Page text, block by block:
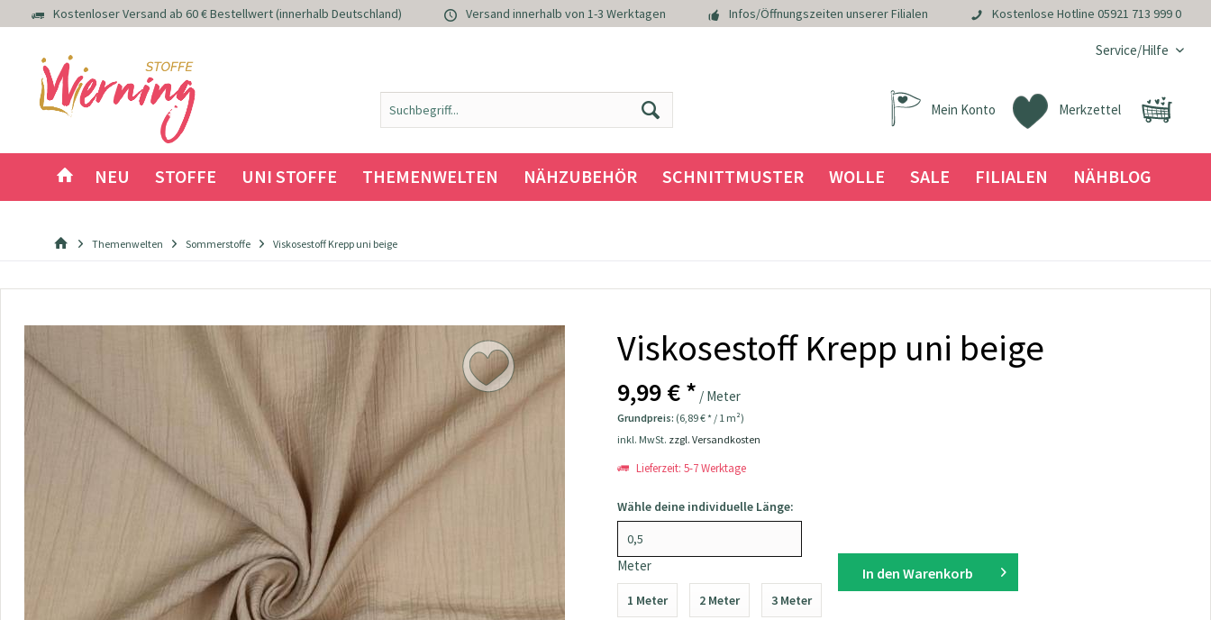
Kostenloser Versand ab 60 € Bestellwert (innerhalb Deutschland) Versand innerhalb von 1-3 Werktagen Infos/Öffnungszeiten unserer Filialen Kostenlose Hotline 05921 713 999 0
Service/Hilfe
Merkzettel
Mein Konto
NEU STOFFE UNI STOFFE THEMENWELTEN NÄHZUBEHÖR SCHNITTMUSTER WOLLE SALE FILIALEN NÄHBLOG
Themenwelten Sommerstoffe Viskosestoff Krepp uni beige
Viskosestoff Krepp uni beige
9,99 € * / Meter
Grundpreis: (6,89 € * / 1 m²)
inkl. MwSt. zzgl. Versandkosten
Lieferzeit: 5-7 Werktage
Wähle deine individuelle Länge:
Meter
1 Meter 2 Meter 3 Meter
In den Warenkorb